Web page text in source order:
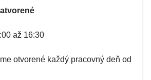
až 16:30
otvorené každý pracovný deň od